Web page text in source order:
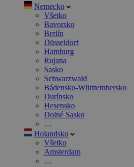
Nemecko
Všetko
Bavorsko
Berlín
Düsseldorf
Hamburg
Rujana
Sasko
Schwarzwald
Bádensko-Württembersko
Durínsko
Hesensko
Dolné Sasko
…
Holandsko
Všetko
Amsterdam
…